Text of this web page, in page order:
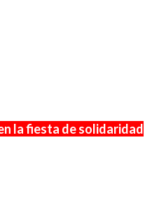
la fiesta de solidaridad